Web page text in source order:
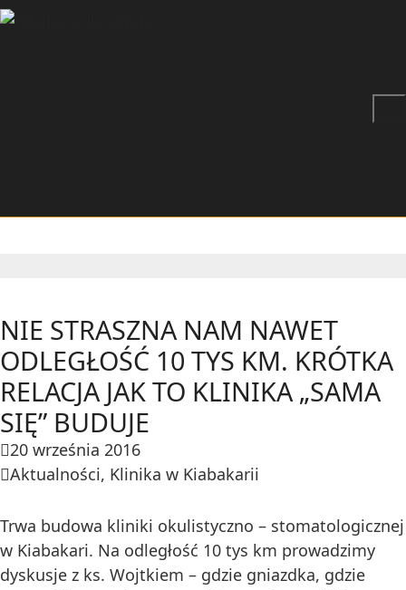
NIE STRASZNA NAM NAWET
ODLEGŁOŚĆ 10 TYS KM. KRÓTKA
RELACJA JAK TO KLINIKA „SAMA
SIĘ” BUDUJE
20 września 2016
Aktualności, Klinika w Kiabakarii
Trwa budowa kliniki okulistyczno – stomatologicznej
w Kiabakari. Na odległość 10 tys km prowadzimy
dyskusje z ks. Wojtkiem – gdzie gniazdka, gdzie